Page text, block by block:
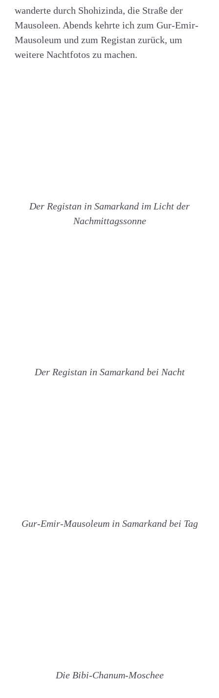
wanderte durch Shohizinda, die Straße der
Mausoleen. Abends kehrte ich zum Gur-Emir-
Mausoleum und zum Registan zurück, um
weitere Nachtfotos zu machen.
Der Registan in Samarkand im Licht der
Nachmittagssonne
Der Registan in Samarkand bei Nacht
Gur-Emir-Mausoleum in Samarkand bei Tag
Die Bibi-Chanum-Moschee